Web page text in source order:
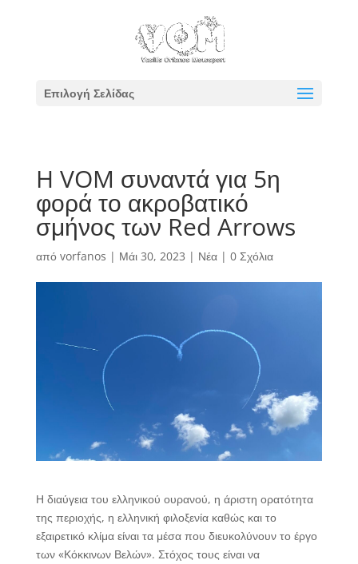
Επιλογή Σελίδας
H VOM συναντά για 5η
φορά το ακροβατικό
σμήνος των Red Arrows
από vorfanos | Μάι 30, 2023 | Νέα| 0 Σχόλια
Η διαύγεια του ελληνικού ουρανού, η άριστη ορατότητα
της περιοχής, η ελληνική φιλοξενία καθώς και το
εξαιρετικό κλίμα είναι τα μέσα που διευκολύνουν το έργο
των «Κόκκινων Βελών». Στόχος τους είναι να